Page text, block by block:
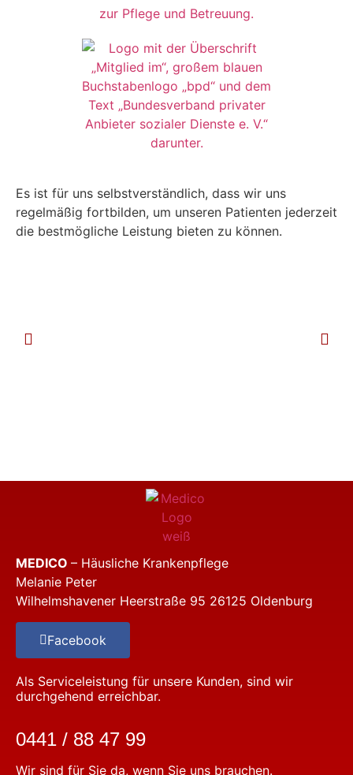
Es ist für uns selbstverständlich, dass wir uns
regelmäßig fortbilden, um unseren Patienten jederzeit
die bestmögliche Leistung bieten zu können.
MEDICO – Häusliche Krankenpflege
Melanie Peter
Wilhelmshavener Heerstraße 95 26125 Oldenburg
Facebook
Als Serviceleistung für unsere Kunden, sind wir
durchgehend erreichbar.
0441 / 88 47 99
Wir sind für Sie da, wenn Sie uns brauchen.